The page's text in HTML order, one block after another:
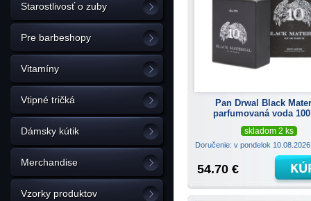
Starostlivosť o zuby
Pre barbeshopy
Vitamíny
Vtipné tričká
Dámsky kútik
Merchandise
Vzorky produktov
Pan Drwal Black
parfumovaná voda
skladom 2 ks
Doručenie: v pondelok
54.70 €